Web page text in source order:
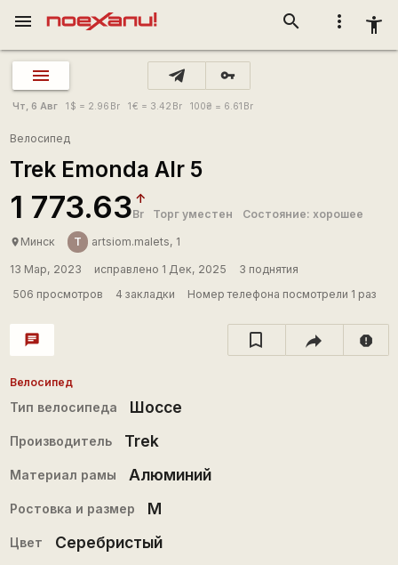
more_vert accessibility_new
search
menu
vpn_key
Чт, 6 Авг 1 $ = 2.96 Br 1€ = 3.42 Br 100₴ = 6.61 Br
Велосипед
Trek Emonda Alr 5
1 773.63Br Торг уместен Состояние: хорошее
place Минск T artsiom.malets, 1
13 Мар, 2023 исправлено 1 Дек, 2025
3 поднятия
506 просмотров
4 закладки Номер телефона посмотрели 1 раз
chat report
Велосипед
Тип велосипеда Шоссе
Производитель Trek
Материал рамы Алюминий
Ростовка и размер M
Цвет Серебристый